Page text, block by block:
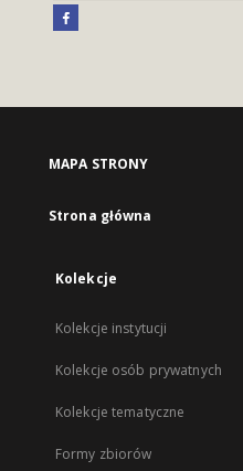
MAPA STRONY
Strona główna
Kolekcje
Kolekcje instytucji
Kolekcje osób prywatnych
Kolekcje tematyczne
Formy zbiorów